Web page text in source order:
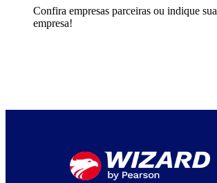
Confira empresas parceiras ou indique sua
empresa!